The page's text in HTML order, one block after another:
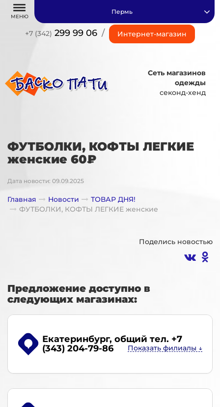
МЕНЮ
+7 (342) 299 99 06 / Интернет-магазин
Пермь
Сеть магазинов
одежды
секонд-хенд
ФУТБОЛКИ, КОФТЫ ЛЕГКИЕ
женские 60₽
Дата новости: 09.09.2025
Главная Новости
ТОВАР ДНЯ!
ФУТБОЛКИ, КОФТЫ ЛЕГКИЕ женские
Поделись новостью
Предложение доступно в
следующих магазинах:
Екатеринбург, общий тел. +7
(343) 204-79-86